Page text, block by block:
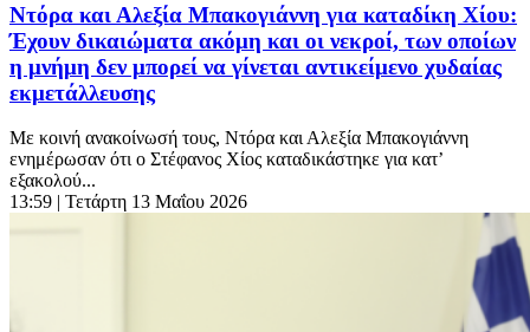
Ντόρα και Αλεξία Μπακογιάννη για καταδίκη Χίου:
Έχουν δικαιώματα ακόμη και οι νεκροί, των οποίων
η μνήμη δεν μπορεί να γίνεται αντικείμενο χυδαίας
εκμετάλλευσης
Με κοινή ανακοίνωσή τους, Ντόρα και Αλεξία Μπακογιάννη
ενημέρωσαν ότι ο Στέφανος Χίος καταδικάστηκε για κατ’
εξακολού...
13:59 | Τετάρτη 13 Μαΐου 2026